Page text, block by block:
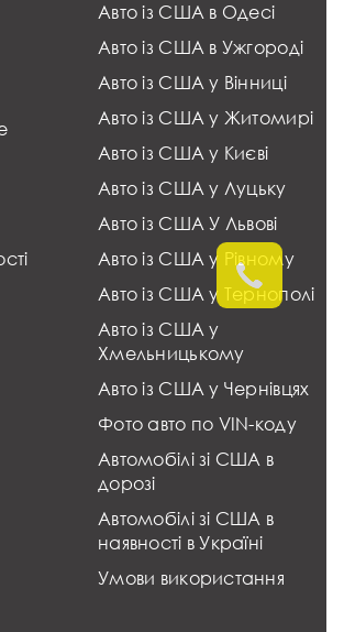
Авто із США в Одесі
Авто із США в Ужгороді
Авто із США у Вінниці
Авто із США у Житомирі
Авто із США у Києві
Авто із США у Луцьку
Авто із США У Львові
Авто із США у Рівному
Авто із США у Тернополі
Авто із США у
Хмельницькому
Авто із США у Чернівцях
Фото авто по VIN-коду
Автомобілі зі США в
дорозі
Автомобілі зі США в
наявності в Україні
Умови використання